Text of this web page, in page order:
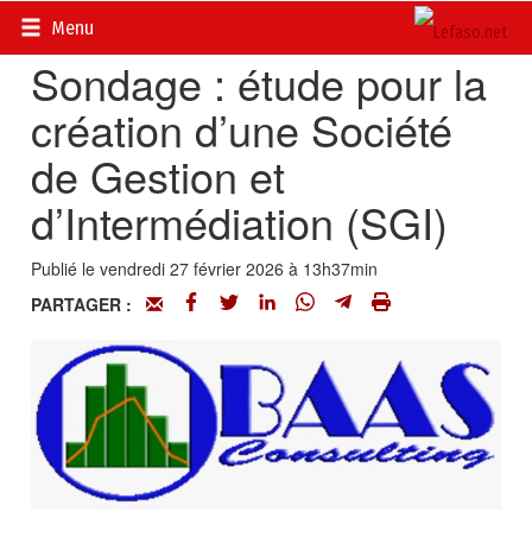
Menu
Accueil>
Sondage : étude pour la
création d’une Société
de Gestion et
d’Intermédiation (SGI)
Publié le vendredi 27 février 2026 à 13h37min
PARTAGER :